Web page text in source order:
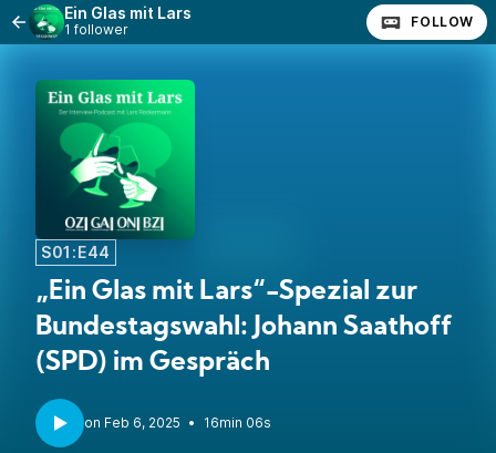
Ein Glas mit Lars
1 follower FOLLOW
S01:E44
„Ein Glas mit Lars“-Spezial zur
Bundestagswahl: Johann Saathoff
(SPD) im Gespräch
• 16min 06s